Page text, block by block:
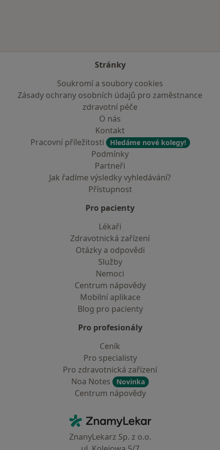
Stránky
Soukromí a soubory cookies
Zásady ochrany osobních údajů pro zaměstnance
zdravotní péče
O nás
Kontakt
Pracovní příležitosti
Hledáme nové kolegy!
Podmínky
Partneři
Jak řadíme výsledky vyhledávání?
Přístupnost
Pro pacienty
Lékaři
Zdravotnická zařízení
Otázky a odpovědi
Služby
Nemoci
Centrum nápovědy
Mobilní aplikace
Blog pro pacienty
Pro profesionály
Ceník
Pro specialisty
Pro zdravotnická zařízení
Noa Notes
Novinka
Centrum nápovědy
ZnamyLekar - Hlavní stránka
ZnanyLekarz Sp. z o.o.